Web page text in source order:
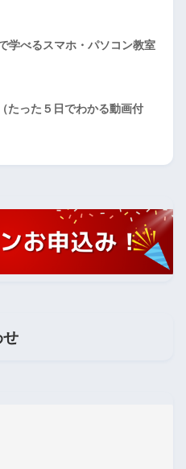
学べるスマホ・パソコン教室
たった５日でわかる動画付
せ